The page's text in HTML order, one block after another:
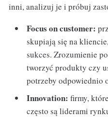
inni, analizuj je i próbuj
Focus on customer:
skupiają się na
sukces. Zrozumienie
tworzyć produkty czy
potrzeby odpowiednio
Innovation: firmy,
często są liderami